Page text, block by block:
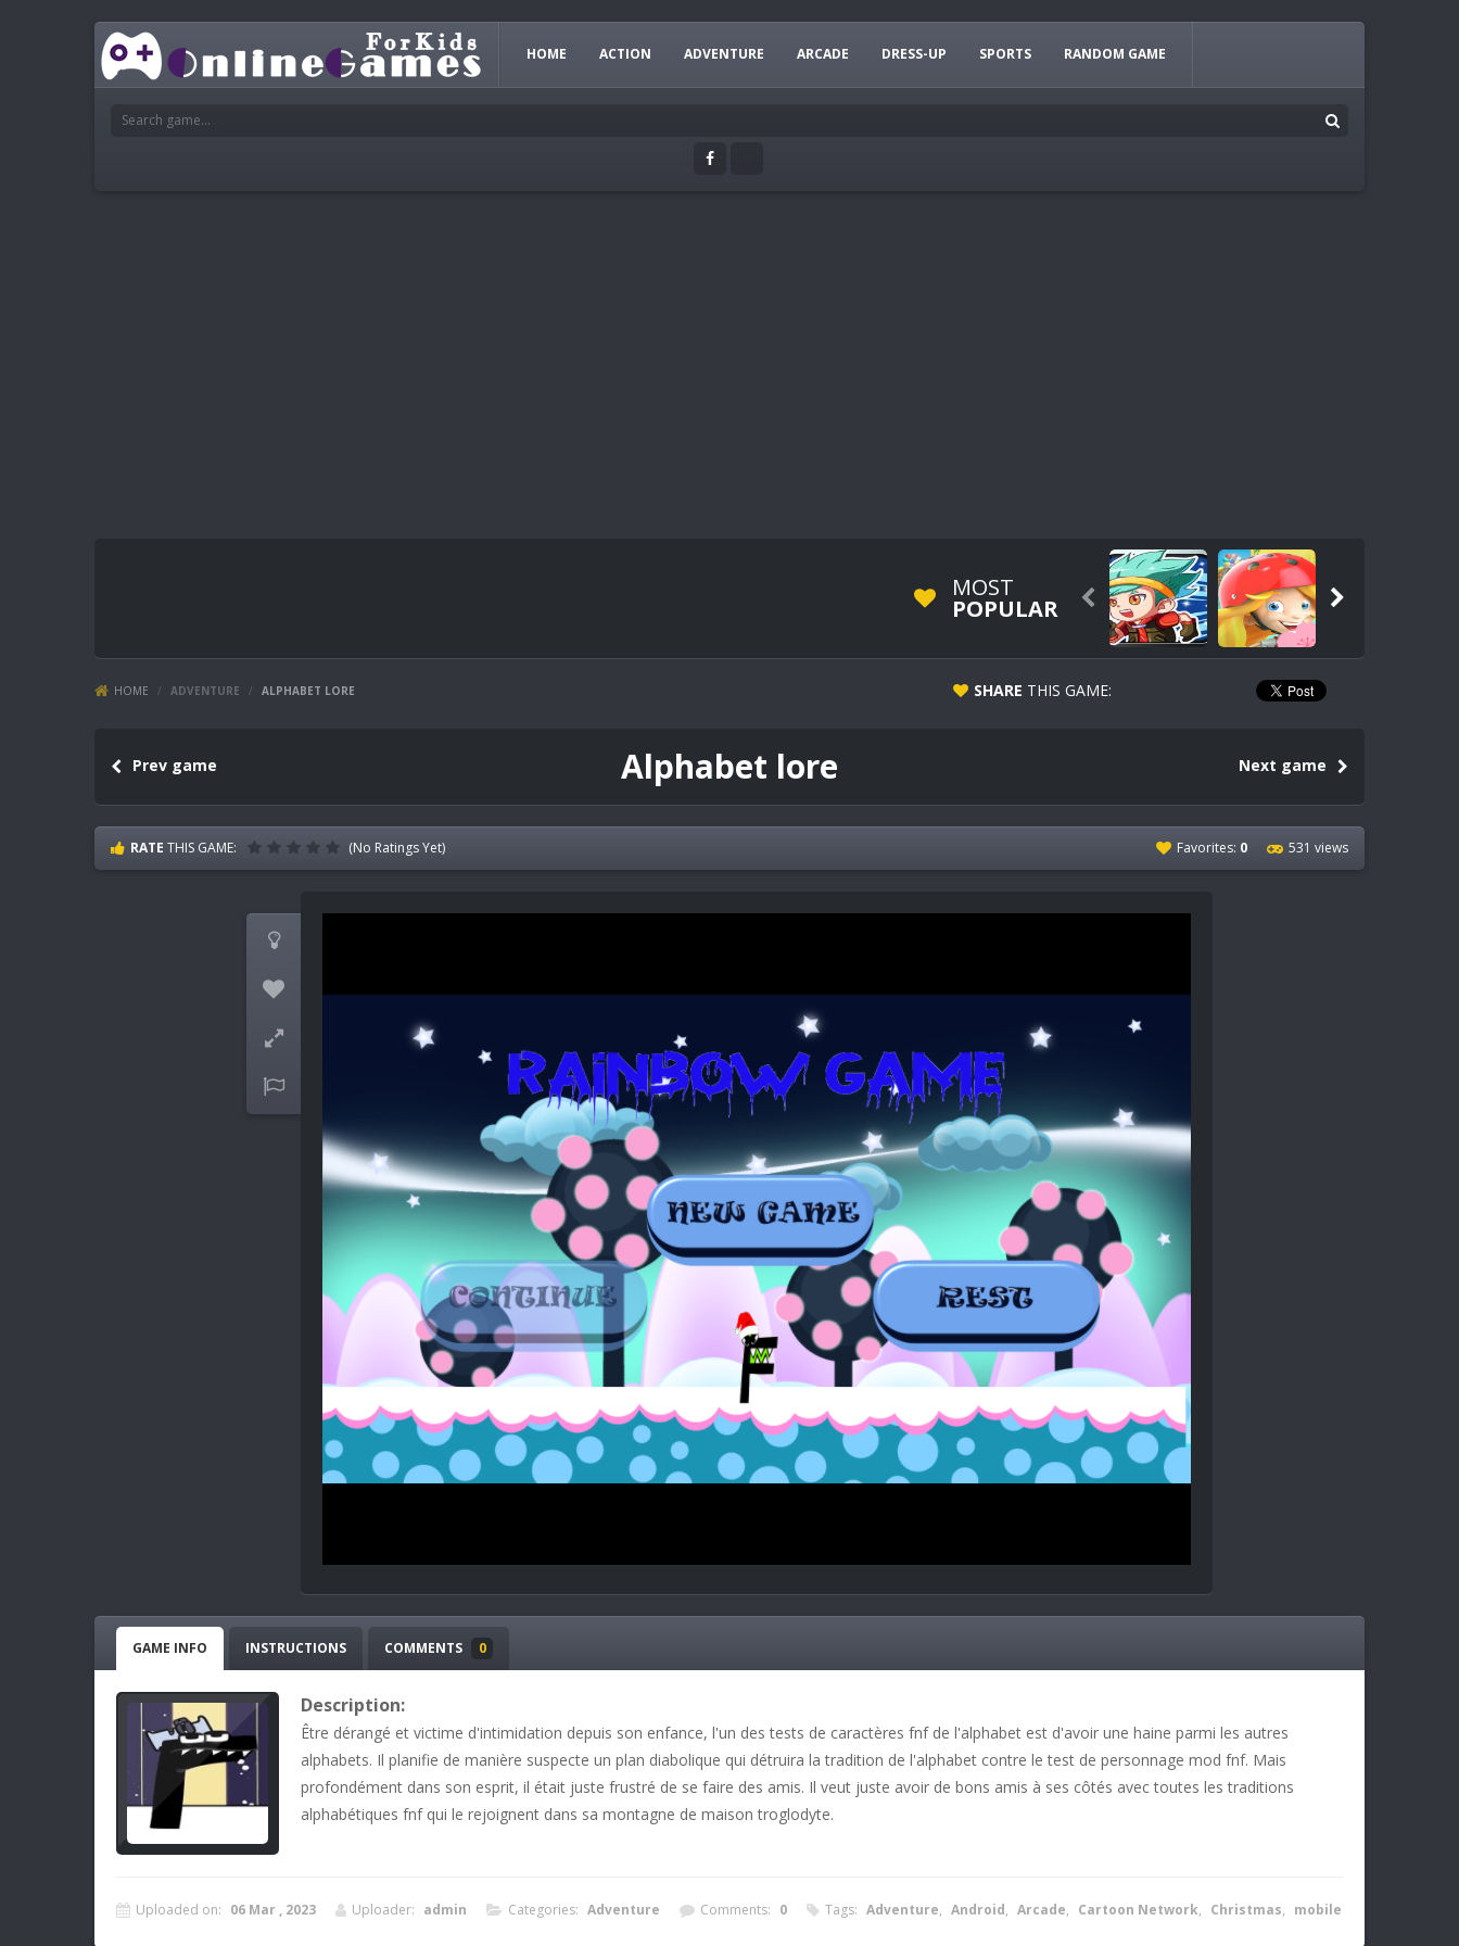
HOME ACTION ADVENTURE ARCADE DRESS-UP SPORTS RANDOM GAME
MOST
POPULAR  
HOME / ADVENTURE / ALPHABET LORE SHARE THIS GAME:
Alphabet lore
Prev game Next game
RATE THIS GAME: (No Ratings Yet) Favorites: 0 531 views




GAME INFO INSTRUCTIONS COMMENTS 0
Description:
Être dérangé et victime d'intimidation depuis son enfance, l'un des tests de caractères fnf de l'alphabet est d'avoir une haine parmi les autres
alphabets. Il planifie de manière suspecte un plan diabolique qui détruira la tradition de l'alphabet contre le test de personnage mod fnf. Mais
profondément dans son esprit, il était juste frustré de se faire des amis. Il veut juste avoir de bons amis à ses côtés avec toutes les traditions
alphabétiques fnf qui le rejoignent dans sa montagne de maison troglodyte.
Uploaded on: 06 Mar , 2023 Uploader: admin Categories: Adventure Comments: 0 Tags: Adventure, Android, Arcade, Cartoon Network, Christmas, mobile